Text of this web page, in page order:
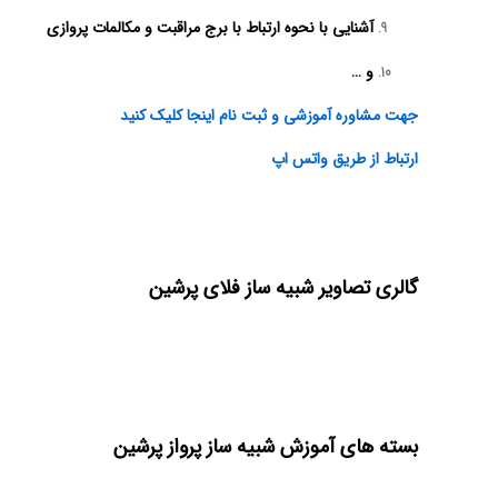
آشنایی با نحوه ارتباط با برج مراقبت و مکالمات پروازی
و …
جهت مشاوره آموزشی و ثبت نام اینجا کلیک کنید
ارتباط از طریق واتس اپ
گالری تصاویر شبیه ساز فلای پرشین
بسته های آموزش شبیه ساز پرواز پرشین